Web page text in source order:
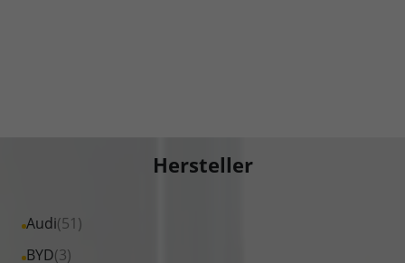
Hersteller
Audi(51)
Alle
Fahrzeuge
BYD(3)
Alle